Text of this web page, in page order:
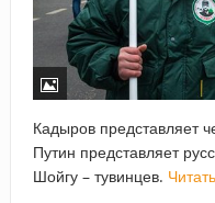
Кадыров представляет
Путин представляет
Шойгу – тувинцев.